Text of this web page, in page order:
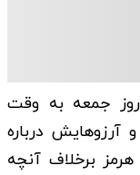
روز جمعه به وقت
آرزوهایش درباره
برخلاف آنچه